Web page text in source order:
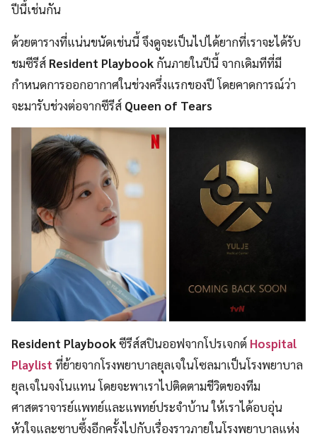
ปีนี้เช่นกัน
ด้วยตารางที่แน่นขนัดเช่นนี้ จึงดูจะเป็นไปได้ยากที่เราจะได้รับ
ชมซีรีส์ Resident Playbook กันภายในปีนี้ จากเดิมทีที่มี
กำหนดการออกอากาศในช่วงครึ่งแรกของปี โดยคาดการณ์ว่า
จะมารับช่วงต่อจากซีรีส์ Queen of Tears
Resident Playbookซีรีส์สปินออฟจากโปรเจกต์ Hospital
Playlist ที่ย้ายจากโรงพยาบาลยุลเจในโซลมาเป็นโรงพยาบาล
ยุลเจในจงโนแทน โดยจะพาเราไปติดตามชีวิตของทีม
ศาสตราจารย์แพทย์และแพทย์ประจำบ้าน ให้เราได้อบอุ่น
หัวใจและซาบซึ้งอีกครั้งไปกับเรื่องราวภายในโรงพยาบาลแห่ง